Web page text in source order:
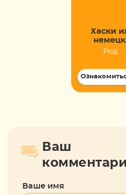
Хаски
Род:
Ваш
Ваше имя